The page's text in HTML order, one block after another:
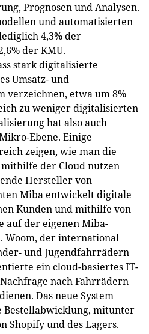
Prognosen und Analysen.
und automatisierten
4,3% der
der KMU.
stark digitalisierte
Umsatz- und
verzeichnen, etwa um 8%
zu weniger digitalisierten
hat also auch
Ebene. Einige
zeigen, wie man die
der Cloud nutzen
Hersteller von
Miba entwickelt digitale
Kunden und mithilfe von
auf der eigenen Miba-
der international
und Jugendfahrrädern
ein cloud-basiertes IT-
nach Fahrrädern
Das neue System
Bestellabwicklung, mitunter
Shopify und des Lagers.